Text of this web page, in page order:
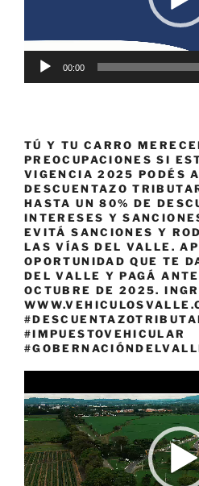
00:00
TÚ Y TU CARRO
PREOCUPACIONES SI
VIGENCIA 2025 PODÉS
DESCUENTAZO
HASTA UN 80% DE
INTERESES Y
EVITÁ SANCIONES Y
LAS VÍAS DEL VALLE.
OPORTUNIDAD QUE TE
DEL VALLE Y PAGÁ
OCTUBRE DE 2025.
#IMPUESTOVEHICULAR
de
vídeo